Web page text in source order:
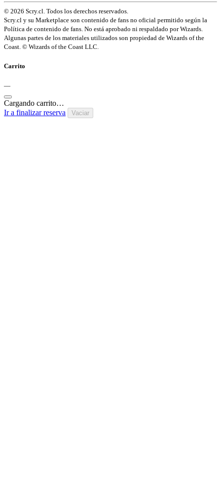
© 2026 Scry.cl. Todos los derechos reservados.
Scry.cl y su Marketplace son contenido de fans no oficial permitido según la
Política de contenido de fans. No está aprobado ni respaldado por Wizards.
Algunas partes de los materiales utilizados son propiedad de Wizards of the
Coast. © Wizards of the Coast LLC.
Carrito
—
Cargando carrito…
Ir a finalizar reserva
Vaciar